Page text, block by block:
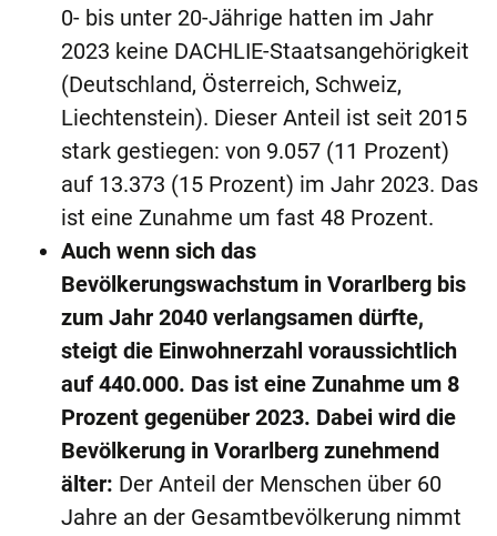
0- bis unter 20-Jährige hatten im Jahr
2023 keine DACHLIE-Staatsangehörigkeit
(Deutschland, Österreich, Schweiz,
Liechtenstein). Dieser Anteil ist seit 2015
stark gestiegen: von 9.057 (11 Prozent)
auf 13.373 (15 Prozent) im Jahr 2023. Das
ist eine Zunahme um fast 48 Prozent.
Auch wenn sich das
Bevölkerungswachstum in Vorarlberg bis
zum Jahr 2040 verlangsamen dürfte,
steigt die Einwohnerzahl voraussichtlich
auf 440.000. Das ist eine Zunahme um 8
Prozent gegenüber 2023. Dabei wird die
Bevölkerung in Vorarlberg zunehmend
älter: Der Anteil der Menschen über 60
Jahre an der Gesamtbevölkerung nimmt